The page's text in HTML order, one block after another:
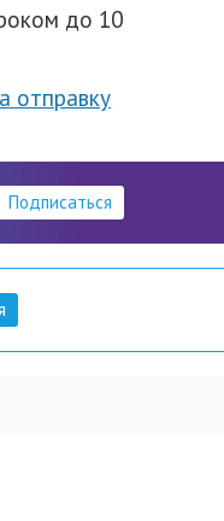
до 10
отправку
Подписаться